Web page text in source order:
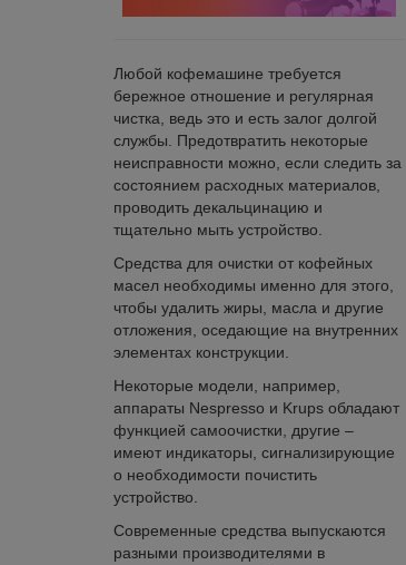
Любой кофемашине требуется
бережное отношение и регулярная
чистка, ведь это и есть залог долгой
службы. Предотвратить некоторые
неисправности можно, если следить за
состоянием расходных материалов,
проводить декальцинацию и
тщательно мыть устройство.
Средства для очистки от кофейных
масел необходимы именно для этого,
чтобы удалить жиры, масла и другие
отложения, оседающие на внутренних
элементах конструкции.
Некоторые модели, например,
аппараты Nespresso и Krups обладают
функцией самоочистки, другие –
имеют индикаторы, сигнализирующие
о необходимости почистить
устройство.
Современные средства выпускаются
разными производителями в